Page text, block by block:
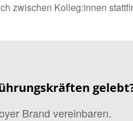
zwischen Kolleg:innen
Brand vereinbaren.